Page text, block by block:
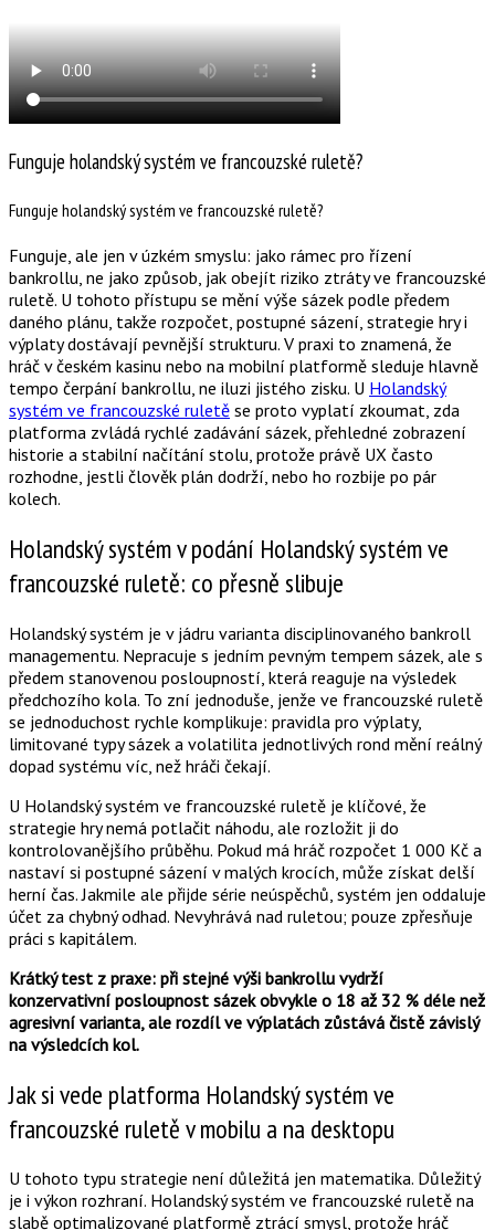
Funguje holandský systém ve francouzské ruletě?
Funguje holandský systém ve francouzské ruletě?
Funguje, ale jen v úzkém smyslu: jako rámec pro řízení
bankrollu, ne jako způsob, jak obejít riziko ztráty ve francouzské
ruletě. U tohoto přístupu se mění výše sázek podle předem
daného plánu, takže rozpočet, postupné sázení, strategie hry i
výplaty dostávají pevnější strukturu. V praxi to znamená, že
hráč v českém kasinu nebo na mobilní platformě sleduje hlavně
tempo čerpání bankrollu, ne iluzi jistého zisku. U Holandský
systém ve francouzské ruletě se proto vyplatí zkoumat, zda
platforma zvládá rychlé zadávání sázek, přehledné zobrazení
historie a stabilní načítání stolu, protože právě UX často
rozhodne, jestli člověk plán dodrží, nebo ho rozbije po pár
kolech.
Holandský systém v podání Holandský systém ve
francouzské ruletě: co přesně slibuje
Holandský systém je v jádru varianta disciplinovaného bankroll
managementu. Nepracuje s jedním pevným tempem sázek, ale s
předem stanovenou posloupností, která reaguje na výsledek
předchozího kola. To zní jednoduše, jenže ve francouzské ruletě
se jednoduchost rychle komplikuje: pravidla pro výplaty,
limitované typy sázek a volatilita jednotlivých rond mění reálný
dopad systému víc, než hráči čekají.
U Holandský systém ve francouzské ruletě je klíčové, že
strategie hry nemá potlačit náhodu, ale rozložit ji do
kontrolovanějšího průběhu. Pokud má hráč rozpočet 1 000 Kč a
nastaví si postupné sázení v malých krocích, může získat delší
herní čas. Jakmile ale přijde série neúspěchů, systém jen oddaluje
účet za chybný odhad. Nevyhrává nad ruletou; pouze zpřesňuje
práci s kapitálem.
Krátký test z praxe: při stejné výši bankrollu vydrží
konzervativní posloupnost sázek obvykle o 18 až 32 % déle než
agresivní varianta, ale rozdíl ve výplatách zůstává čistě závislý
na výsledcích kol.
Jak si vede platforma Holandský systém ve
francouzské ruletě v mobilu a na desktopu
U tohoto typu strategie není důležitá jen matematika. Důležitý
je i výkon rozhraní. Holandský systém ve francouzské ruletě na
slabě optimalizované platformě ztrácí smysl, protože hráč